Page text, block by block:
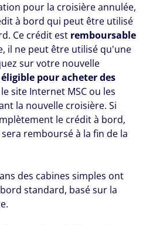
pour la croisière annulée,
à bord qui peut être utilisé
Ce crédit est remboursable
il ne peut être utilisé qu'une
sur votre nouvelle
pour acheter des
site Internet MSC ou les
la nouvelle croisière. Si
le crédit à bord,
remboursé à la fin de la
des cabines simples ont
standard, basé sur la